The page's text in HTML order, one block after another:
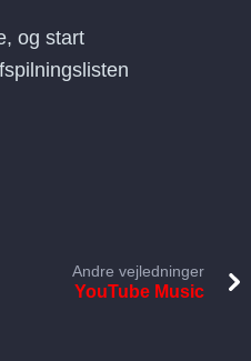
og start
Andre vejledninger
YouTube Music